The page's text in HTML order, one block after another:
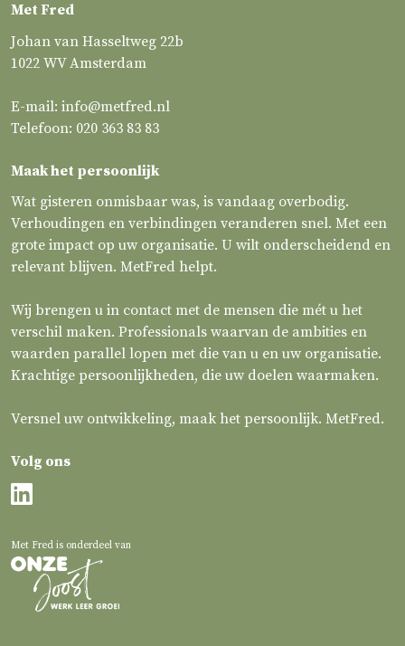
Met Fred
Johan van Hasseltweg 22b
1022 WV Amsterdam
E-mail: info@metfred.nl
Telefoon: 020 363 83 83
Maak het persoonlijk
Wat gisteren onmisbaar was, is vandaag overbodig.
Verhoudingen en verbindingen veranderen snel. Met een
grote impact op uw organisatie. U wilt onderscheidend en
relevant blijven. MetFred helpt.
Wij brengen u in contact met de mensen die mét u het
verschil maken. Professionals waarvan de ambities en
waarden parallel lopen met die van u en uw organisatie.
Krachtige persoonlijkheden, die uw doelen waarmaken.
Versnel uw ontwikkeling, maak het persoonlijk. MetFred.
Volg ons
Met Fred is onderdeel van